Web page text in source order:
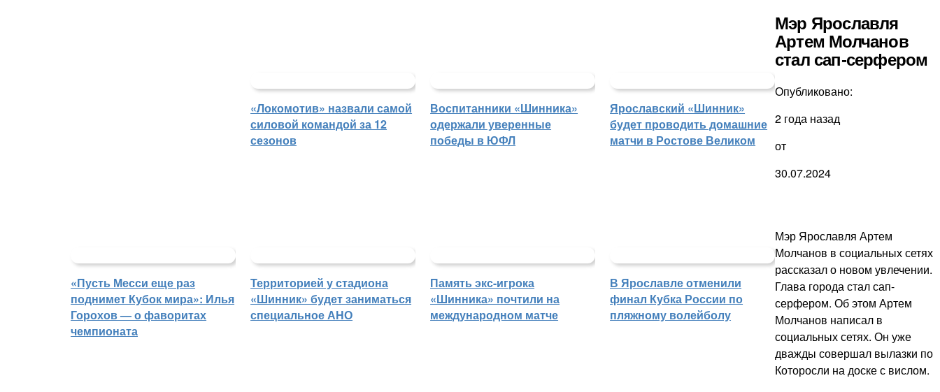
«Локомотив» назвали самой
силовой командой за 12
сезонов
Воспитанники «Шинника»
одержали уверенные
победы в ЮФЛ
Ярославский «Шинник»
будет проводить домашние
матчи в Ростове Великом
«Пусть Месси еще раз
поднимет Кубок мира»: Илья
Горохов — о фаворитах
чемпионата
Территорией у стадиона
«Шинник» будет заниматься
специальное АНО
Память экс-игрока
«Шинника» почтили на
международном матче
В Ярославле отменили
финал Кубка России по
пляжному волейболу
Мэр Ярославля
Артем Молчанов
стал сап-серфером
Опубликовано:
2 года назад
от
30.07.2024
Мэр Ярославля Артем
Молчанов в социальных сетях
рассказал о новом увлечении.
Глава города стал сап-
серфером. Об этом Артем
Молчанов написал в
социальных сетях. Он уже
дважды совершал вылазки по
Которосли на доске с вислом.